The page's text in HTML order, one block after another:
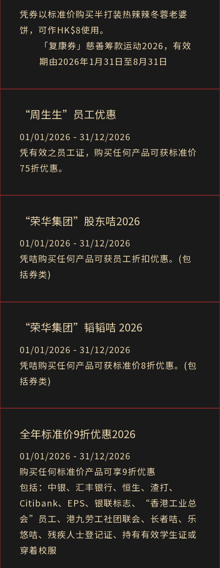
凭券以标准价购买半打装热辣辣冬蓉老婆
饼，可作HK$8使用。
「复康券」慈善筹款运动2026，有效
期由2026年1月31日至8月31日
“周生生”员工优惠
01/01/2026 - 31/12/2026
凭有效之员工证，购买任何产品可获标准价
75折优惠。
“荣华集团”股东咭2026
01/01/2026 - 31/12/2026
凭咭购买任何产品可获员工折扣优惠。(包
括券类)
“荣华集团”韬韬咭 2026
01/01/2026 - 31/12/2026
凭咭购买任何产品可获标准价8折优惠。(包
括券类)
全年标准价9折优惠2026
01/01/2026 - 31/12/2026
购买任何标准价产品可享9折优惠
包括：中银、汇丰银行、恒生、渣打、
Citibank、EPS、银联标志、“香港工业总
会”员工、港九劳工社团联会、长者咭、乐
悠咭、残疾人士登记证、持有有效学生证或
穿着校服